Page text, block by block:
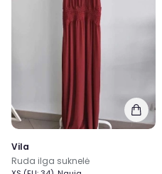
Vila
Ruda ilga suknelė